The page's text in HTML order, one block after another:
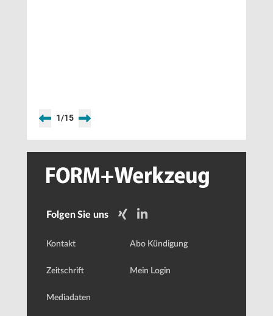
1/15
Folgen Sie uns
Kontakt
Zeitschrift
Mediadaten
Abo Kündigung
Mein Login